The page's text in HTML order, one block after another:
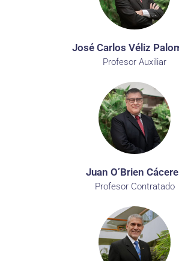
José Carlos Véliz
Profesor Auxiliar
Juan O’Brien
Profesor Contratado